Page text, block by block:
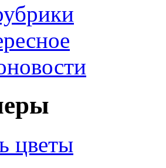
цветы